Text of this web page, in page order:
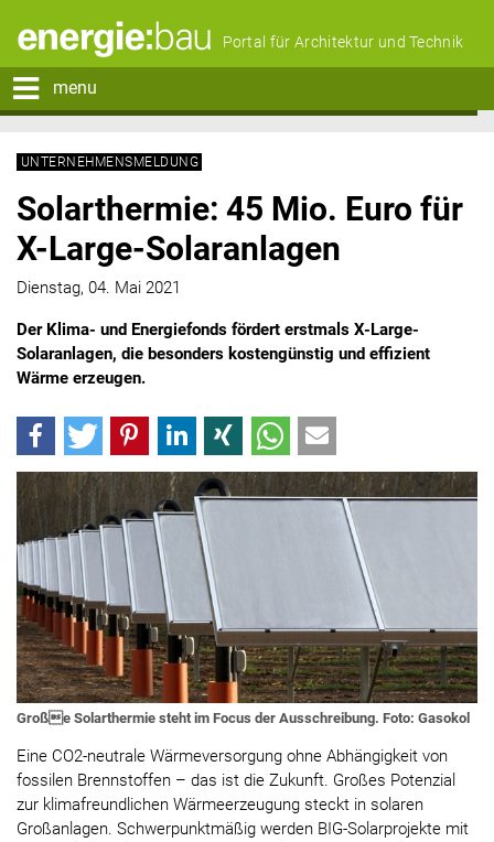
Portal für Architektur und Technik
menu
UNTERNEHMENSMELDUNG
Solarthermie: 45 Mio. Euro für
X-Large-Solaranlagen
Dienstag, 04. Mai 2021
Der Klima- und Energiefonds fördert erstmals X-Large-
Solaranlagen, die besonders kostengünstig und effizient
Wärme erzeugen.
Große Solarthermie steht im Focus der Ausschreibung. Foto: Gasokol
Eine CO2-neutrale Wärmeversorgung ohne Abhängigkeit von
fossilen Brennstoffen – das ist die Zukunft. Großes Potenzial
zur klimafreundlichen Wärmeerzeugung steckt in solaren
Großanlagen. Schwerpunktmäßig werden BIG-Solarprojekte mit